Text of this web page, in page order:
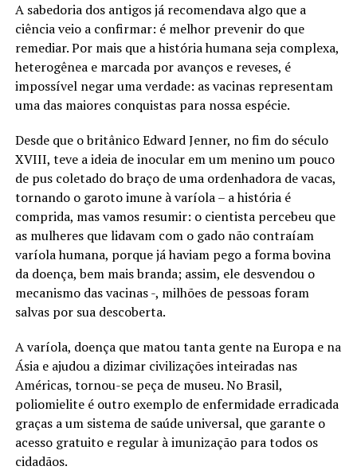
A sabedoria dos antigos já recomendava algo que a
ciência veio a confirmar: é melhor prevenir do que
remediar. Por mais que a história humana seja complexa,
heterogênea e marcada por avanços e reveses, é
impossível negar uma verdade: as vacinas representam
uma das maiores conquistas para nossa espécie.
Desde que o britânico Edward Jenner, no fim do século
XVIII, teve a ideia de inocular em um menino um pouco
de pus coletado do braço de uma ordenhadora de vacas,
tornando o garoto imune à varíola – a história é
comprida, mas vamos resumir: o cientista percebeu que
as mulheres que lidavam com o gado não contraíam
varíola humana, porque já haviam pego a forma bovina
da doença, bem mais branda; assim, ele desvendou o
mecanismo das vacinas -, milhões de pessoas foram
salvas por sua descoberta.
A varíola, doença que matou tanta gente na Europa e na
Ásia e ajudou a dizimar civilizações inteiradas nas
Américas, tornou-se peça de museu. No Brasil,
poliomielite é outro exemplo de enfermidade erradicada
graças a um sistema de saúde universal, que garante o
acesso gratuito e regular à imunização para todos os
cidadãos.